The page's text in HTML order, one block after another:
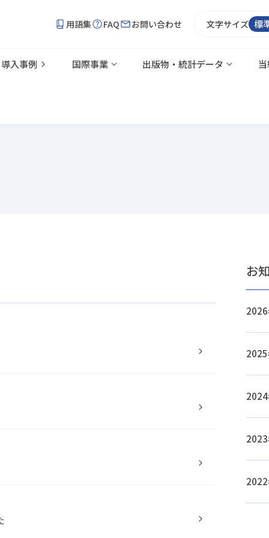
用語集 FAQ お問い合わせ 文字サイズ 標
導入事例 国際事業 出版物・統計データ
お